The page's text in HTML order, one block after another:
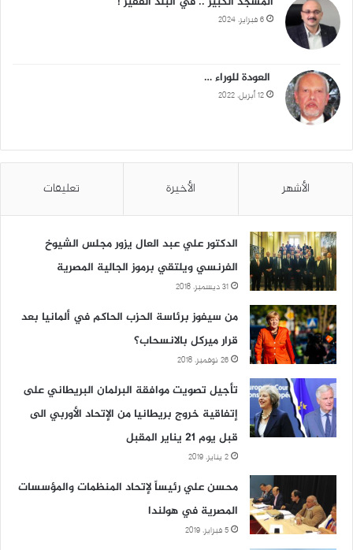
6 فبراير، 2024
العودة للوراء …
12 أبريل، 2022
الأشهر الأخيرة تعليقات
الدكتور علي عبد العال يزور مجلس الشيوخ
الفرنسي ويلتقي برموز الجالية المصرية
31 ديسمبر، 2018
من سيفوز برئاسة الحزب الحاكم في ألمانيا بعد
قرار ميركل بالانسحاب؟
26 نوفمبر، 2018
تأجيل تصويت موافقة البرلمان البريطاني على
إتفاقية خروج بريطانيا من الإتحاد الأوربي الى
قبل يوم 21 يناير المقبل
2 يناير، 2019
محسن علي رئيساً لإتحاد المنظمات والمؤسسات
المصرية في هولندا
5 فبراير، 2019